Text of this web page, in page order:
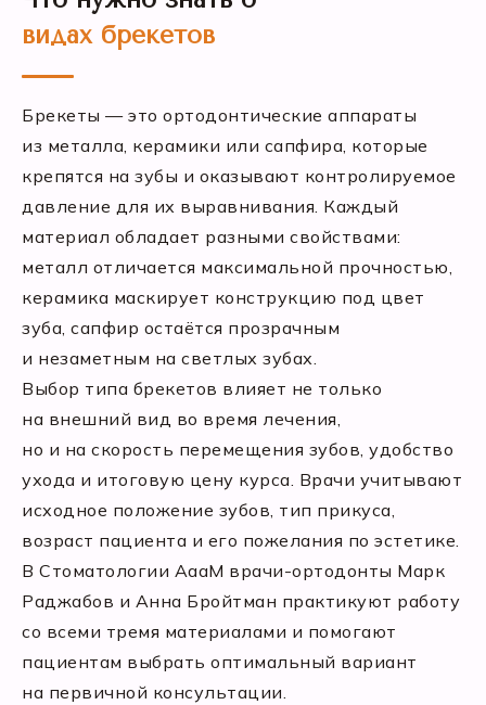
видах брекетов
Брекеты — это ортодонтические аппараты
из металла, керамики или сапфира, которые
крепятся на зубы и оказывают контролируемое
давление для их выравнивания. Каждый
материал обладает разными свойствами:
металл отличается максимальной прочностью,
керамика маскирует конструкцию под цвет
зуба, сапфир остаётся прозрачным
и незаметным на светлых зубах.
Выбор типа брекетов влияет не только
на внешний вид во время лечения,
но и на скорость перемещения зубов, удобство
ухода и итоговую цену курса. Врачи учитывают
исходное положение зубов, тип прикуса,
возраст пациента и его пожелания по эстетике.
В Стоматологии АааМ врачи-ортодонты Марк
Раджабов и Анна Бройтман практикуют работу
со всеми тремя материалами и помогают
пациентам выбрать оптимальный вариант
на первичной консультации.